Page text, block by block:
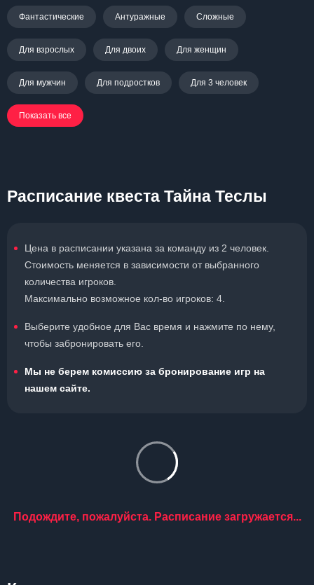
Фантастические Антуражные Сложные
Для взрослых Для двоих Для женщин
Для мужчин Для подростков Для 3 человек
Показать все
Расписание квеста Тайна Теслы
Цена в расписании указана за команду из 2 человек.
Стоимость меняется в зависимости от выбранного
количества игроков.
Максимально возможное кол-во игроков: 4.
Выберите удобное для Вас время и нажмите по нему,
чтобы забронировать его.
Мы не берем комиссию за бронирование игр на
нашем сайте.
Подождите, пожалуйста. Расписание загружается...